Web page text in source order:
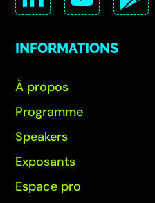
INFORMATIONS
À propos
Programme
Speakers
Exposants
Espace pro